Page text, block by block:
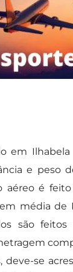
em
e peso
aéreo é
média de
são
deve-se